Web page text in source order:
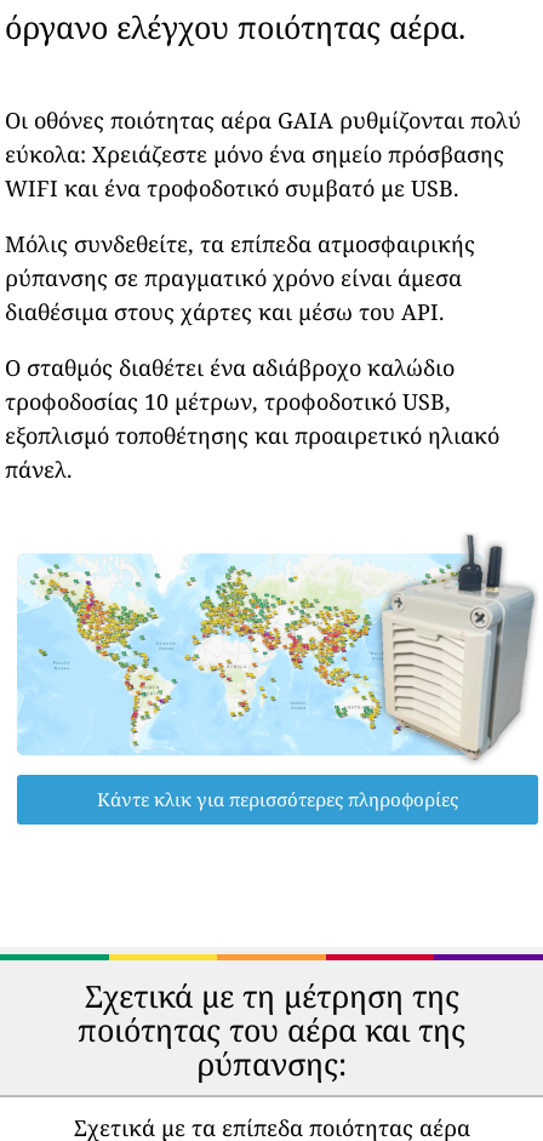
όργανο ελέγχου ποιότητας αέρα.
Οι οθόνες ποιότητας αέρα GAIA ρυθμίζονται πολύ
εύκολα: Χρειάζεστε μόνο ένα σημείο πρόσβασης
WIFI και ένα τροφοδοτικό συμβατό με USB.
Μόλις συνδεθείτε, τα επίπεδα ατμοσφαιρικής
ρύπανσης σε πραγματικό χρόνο είναι άμεσα
διαθέσιμα στους χάρτες και μέσω του API.
Ο σταθμός διαθέτει ένα αδιάβροχο καλώδιο
τροφοδοσίας 10 μέτρων, τροφοδοτικό USB,
εξοπλισμό τοποθέτησης και προαιρετικό ηλιακό
πάνελ.
Κάντε κλικ για περισσότερες πληροφορίες
Σχετικά με τη μέτρηση της
ποιότητας του αέρα και της
ρύπανσης:
Σχετικά με τα επίπεδα ποιότητας αέρα